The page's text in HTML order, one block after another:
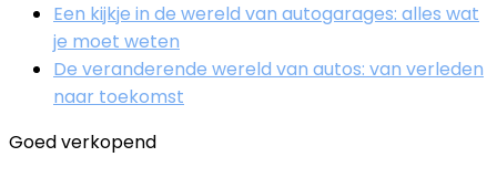
Een kijkje in de wereld van autogarages: alles wat
je moet weten
De veranderende wereld van autos: van verleden
naar toekomst
Goed verkopend